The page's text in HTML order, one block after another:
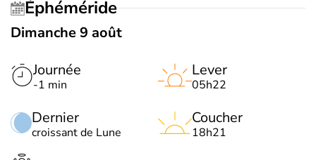
Éphéméride
Dimanche 9 août
Journée
-1 min
Dernier
croissant de Lune
Lever
05h22
Coucher
18h21